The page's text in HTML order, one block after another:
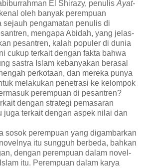
El Shirazy, penulis Ayat-
oleh banyak perempuan
sejauh pengamatan penulis di
mengapa Abidah, yang jelas-
pesantren, kalah populer di dunia
cukup terkait dengan fakta bahwa
sastra Islam kebanyakan berasal
perkotaan, dan mereka punya
melakukan penetrasi ke kelompok
perempuan di pesantren?
dengan strategi pemasaran
juga terkait dengan aspek nilai dan
sosok perempuan yang digambarkan
itu sungguh berbeda, bahkan
, dengan perempuan dalam novel-
itu. Perempuan dalam karya